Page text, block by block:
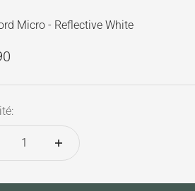
Micro - Reflective White
vente